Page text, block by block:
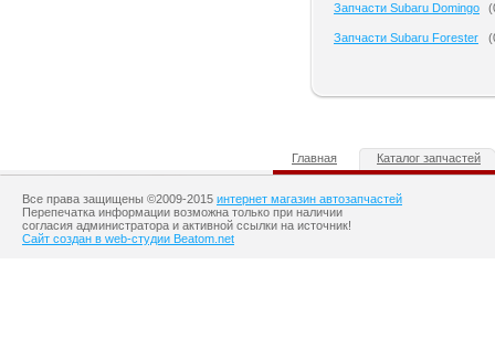
Запчасти Subaru Domingo (
Запчасти Subaru Forester (
Главная Каталог запчастей
Все права защищены ©2009-2015 интернет магазин автозапчастей
Перепечатка информации возможна только при наличии
согласия администратора и активной ссылки на источник!
Сайт создан в web-студии Beatom.net